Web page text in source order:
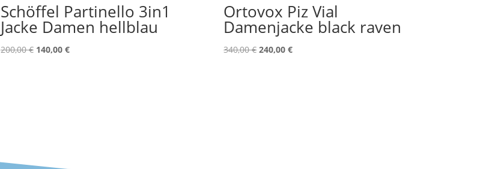
Schöffel Partinello 3in1
Jacke Damen hellblau
200,00€ Ursprünglicher
140,00 €Aktueller
Ortovox Piz Vial
Damenjacke black raven
340,00€Ursprünglicher
240,00€Aktueller